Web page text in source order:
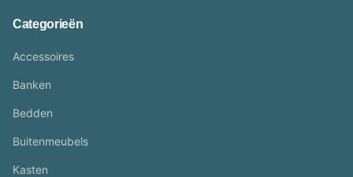
Categorieën
Accessoires
Banken
Bedden
Buitenmeubels
Kasten